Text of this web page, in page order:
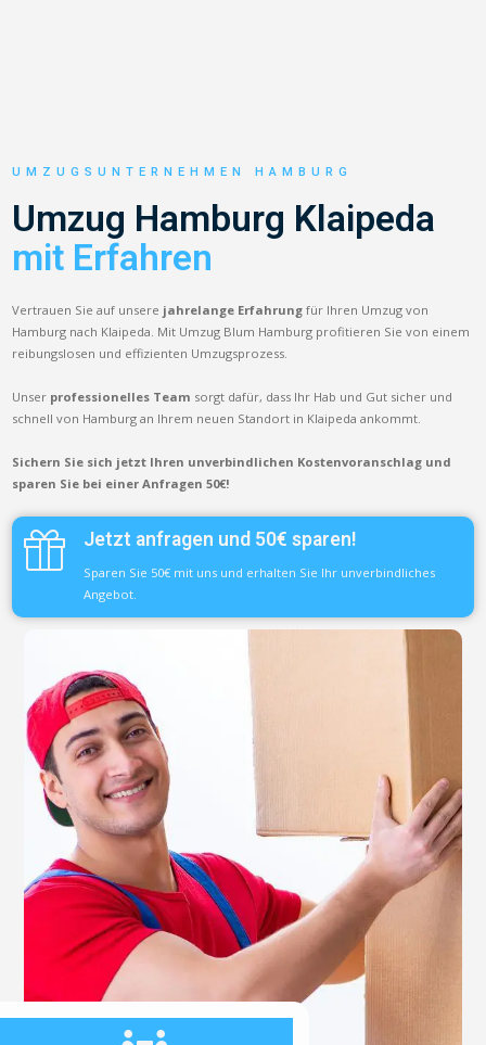
UMZUGSUNTERNEHMEN HAMBURG
Umzug Hamburg Klaipeda
mit Erfahren
Vertrauen Sie auf unsere jahrelange Erfahrung für Ihren Umzug von
Hamburg nach Klaipeda. Mit Umzug Blum Hamburg profitieren Sie von einem
reibungslosen und effizienten Umzugsprozess.
Unser professionelles Team sorgt dafür, dass Ihr Hab und Gut sicher und
schnell von Hamburg an Ihrem neuen Standort in Klaipeda ankommt.
Sichern Sie sich jetzt Ihren unverbindlichen Kostenvoranschlag und
sparen Sie bei einer Anfragen 50€!
Jetzt anfragen und 50€ sparen!
Sparen Sie 50€ mit uns und erhalten Sie Ihr unverbindliches
Angebot.